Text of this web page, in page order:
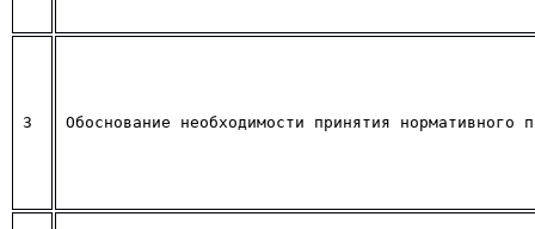
3 Обоснование необходимости принятия